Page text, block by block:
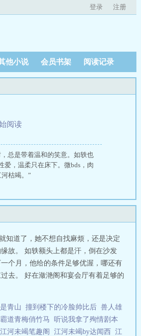
登录 注册
他小说 会员书架 阅读记录
阅读
总是带着温和的笑意。如轶也
爱，温柔只在床下。微bds，肉
枯竭。”
知道了，她不想自找麻烦，还是决定
故。 如轶额头上都是汗，倒在沙发
个月，他给的条件足够优渥，哪还有
去。 好在潋滟阁和宴会厅有着足够的
青山 撞到楼下的冷脸帅比后 兽人雄
道青梅俏竹马
听说我拿了殉情剧本
江河未竭笔趣阁 江河未竭by达闻西 江